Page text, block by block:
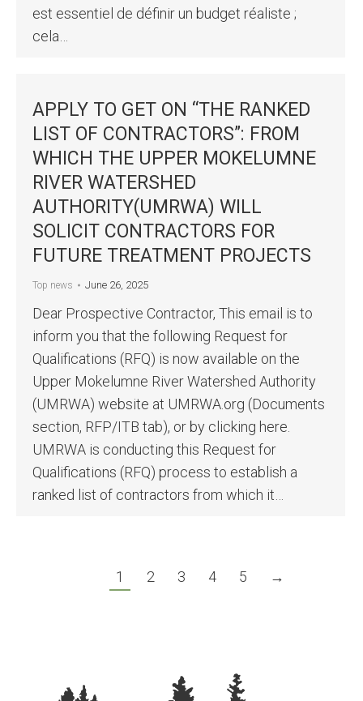
est essentiel de définir un budget réaliste ;
cela…
APPLY TO GET ON “THE RANKED
LIST OF CONTRACTORS”: FROM
WHICH THE UPPER MOKELUMNE
RIVER WATERSHED
AUTHORITY(UMRWA) WILL
SOLICIT CONTRACTORS FOR
FUTURE TREATMENT PROJECTS
Top news June 26, 2025
Dear Prospective Contractor, This email is to
inform you that the following Request for
Qualifications (RFQ) is now available on the
Upper Mokelumne River Watershed Authority
(UMRWA) website at UMRWA.org (Documents
section, RFP/ITB tab), or by clicking here.
UMRWA is conducting this Request for
Qualifications (RFQ) process to establish a
ranked list of contractors from which it…
1 2 3 4 5 →